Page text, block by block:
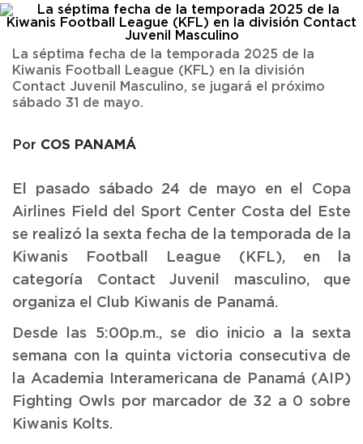
La séptima fecha de la temporada 2025 de la
Kiwanis Football League (KFL) en la división
Contact Juvenil Masculino, se jugará el próximo
sábado 31 de mayo.
Por COS PANAMÁ
El pasado sábado 24 de mayo en el Copa
Airlines Field del Sport Center Costa del Este
se realizó la sexta fecha de la temporada de la
Kiwanis Football League (KFL), en la
categoría Contact Juvenil masculino, que
organiza el Club Kiwanis de Panamá.
Desde las 5:00p.m., se dio inicio a la sexta
semana con la quinta victoria consecutiva de
la Academia Interamericana de Panamá (AIP)
Fighting Owls por marcador de 32 a 0 sobre
Kiwanis Kolts.